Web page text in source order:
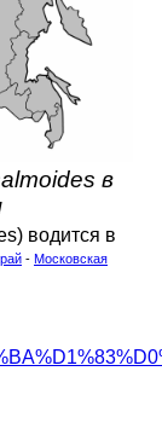
в
водится в
- Московская